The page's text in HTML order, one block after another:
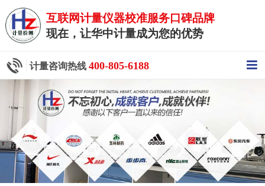
互联网计量仪器校准服务口碑品牌
现在，让华中计量成为您的优势
计量咨询热线 400-805-6188